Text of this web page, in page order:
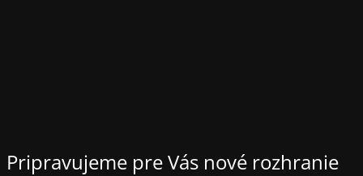
Pripravujeme pre Vás nové rozhranie